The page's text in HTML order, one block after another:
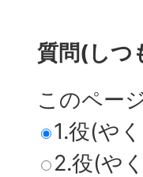
質問(しつ
このペー
1.役(や
2.役(や